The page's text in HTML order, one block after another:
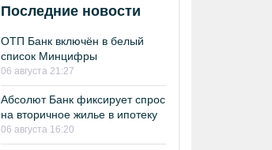
Последние новости
ОТП Банк включён в белый
список Минцифры
06 августа 21:27
Абсолют Банк фиксирует спрос
на вторичное жилье в ипотеку
06 августа 16:20